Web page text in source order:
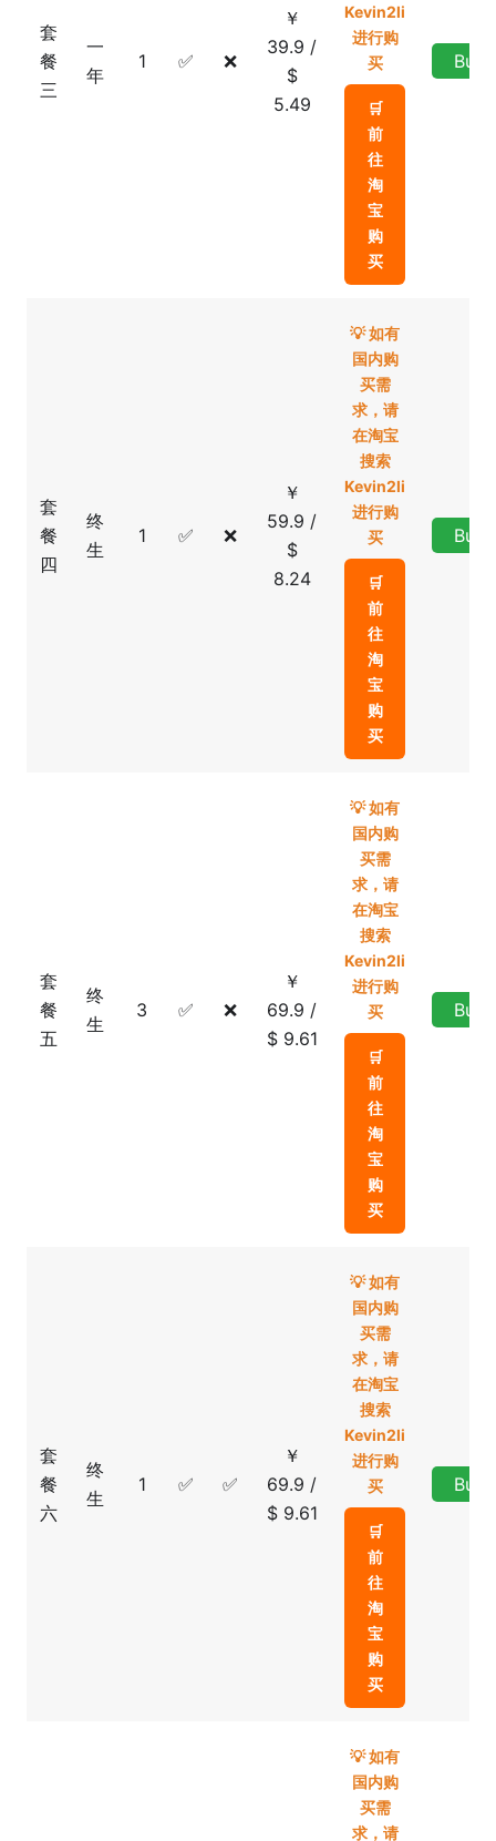
套
餐
三
一
年
1 ✅ ❌
￥
39.9 /
$
5.49
Kevin2li
进行购
买
🛒
前
往
淘
宝
购
买
Buy
套
餐
四
终
生
1 ✅ ❌
￥
59.9 /
$
8.24
💡 如有
国内购
买需
求，请
在淘宝
搜索
Kevin2li
进行购
买
🛒
前
往
淘
宝
购
买
Buy
套
餐
五
终
生
3 ✅ ❌
￥
69.9 /
$ 9.61
💡 如有
国内购
买需
求，请
在淘宝
搜索
Kevin2li
进行购
买
🛒
前
往
淘
宝
购
买
Buy
套
餐
六
终
生
1 ✅ ✅
￥
69.9 /
$ 9.61
💡 如有
国内购
买需
求，请
在淘宝
搜索
Kevin2li
进行购
买
🛒
前
往
淘
宝
购
买
Buy
💡 如有
国内购
买需
求，请